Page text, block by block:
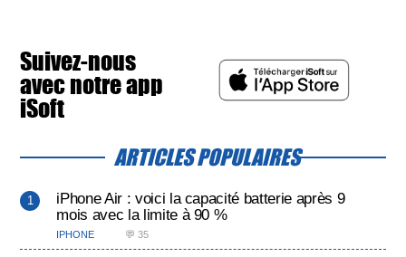
Suivez-nous
avec notre app
iSoft
ARTICLES POPULAIRES
iPhone Air : voici la capacité batterie après 9
mois avec la limite à 90 %
IPHONE 💬 35